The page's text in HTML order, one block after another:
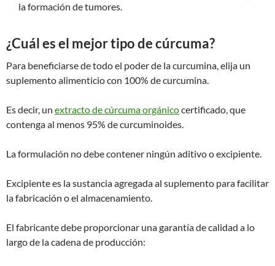
la formación de tumores.
¿Cuál es el mejor tipo de cúrcuma?
Para beneficiarse de todo el poder de la curcumina, elija un
suplemento alimenticio con 100% de curcumina.
Es decir, un extracto de cúrcuma orgánicocertificado, que
contenga al menos 95% de curcuminoides.
La formulación no debe contener ningún aditivo o excipiente.
Excipiente es la sustancia agregada al suplemento para facilitar
la fabricación o el almacenamiento.
El fabricante debe proporcionar una garantía de calidad a lo
largo de la cadena de producción: